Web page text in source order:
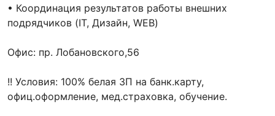
• Координация результатов работы внешних
подрядчиков (IT, Дизайн, WEB)
Офис: пр. Лобановского,56
!! Условия: 100% белая ЗП на банк.карту,
офиц.оформление, мед.страховка, обучение.